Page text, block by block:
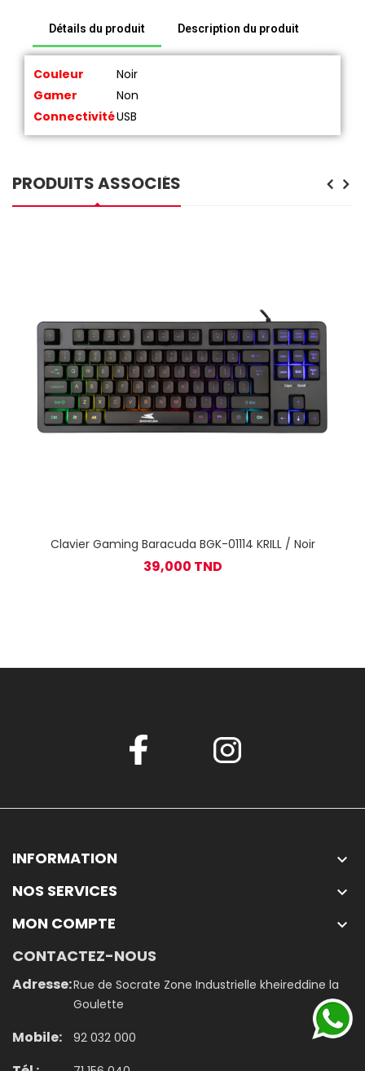
Détails du produit Description du produit
Couleur
Noir
Gamer
Non
ConnectivitéUSB
PRODUITS ASSOCIÉS
Clavier Gaming Baracuda BGK-01114 KRILL / Noir
39,000 TND
INFORMATION 
NOS SERVICES 
MON COMPTE 
CONTACTEZ-NOUS
Adresse:Rue de Socrate Zone Industrielle kheireddine la
Goulette
Mobile: 92 032 000